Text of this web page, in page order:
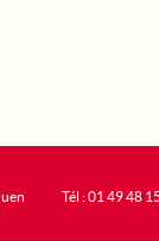
Tél : 01 49 48